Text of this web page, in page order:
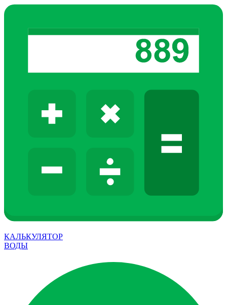
КАЛЬКУЛЯТОР
ВОДЫ